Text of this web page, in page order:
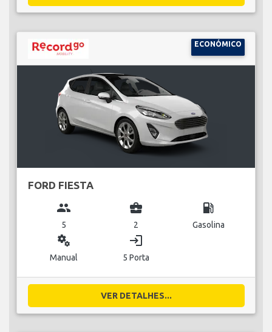
ECONÓMICO
FORD FIESTA
group
5
business_center
2
local_gas_station
Gasolina
miscellaneous_services
Manual
login
5 Porta
VER DETALHES...